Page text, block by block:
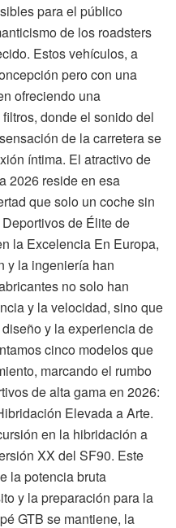
para el público
de los roadsters
Estos vehículos, a
pero con una
ofreciendo una
donde el sonido del
de la carretera se
íntima. El atractivo de
2026 reside en esa
que solo un coche sin
de Élite de
la Excelencia En Europa,
y la ingeniería han
no solo han
y la velocidad, sino que
y la experiencia de
cinco modelos que
marcando el rumbo
de alta gama en 2026:
Elevada a Arte.
en la hibridación a
XX del SF90. Este
la potencia bruta
y la preparación para la
GTB se mantiene, la